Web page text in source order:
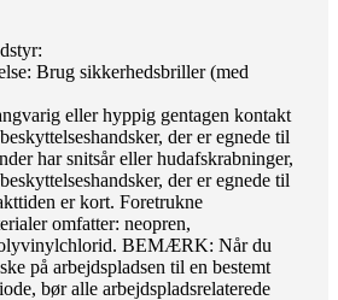
Brug sikkerhedsbriller (med
eller hyppig gentagen kontakt
der er egnede til
har snitsår eller hudafskrabninger,
der er egnede til
er kort. Foretrukne
omfatter: neopren,
BEMÆRK: Når du
på arbejdspladsen til en bestemt
bør alle arbejdspladsrelaterede